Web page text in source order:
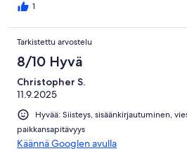
1
Tarkistettu arvostelu
8/10 Hyvä
Christopher S.
11.9.2025
Hyvää: Siisteys, sisäänkirjautuminen,
paikkansapitävyys
Käännä Googlen avulla